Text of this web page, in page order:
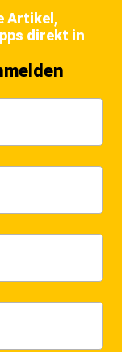
Artikel,
direkt in